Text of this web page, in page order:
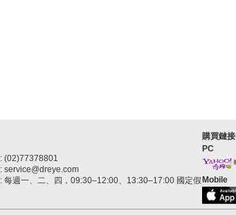
(02)77378801
service@dreye.com
每週一、二、四，09:30–12:00、13:30–17:00 國定假
購買鏈接
PC
Mobile